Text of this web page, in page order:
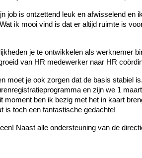
job is ontzettend leuk en afwisselend
ik mooi vind is dat er altijd ruimte is
je te ontwikkelen als werknemer
van HR medewerker naar HR
moet je ook zorgen dat de basis stabiel
en zijn we 1
ben ik bezig met het in kaart
is toch een fantastische gedachte!
Naast alle ondersteuning van de